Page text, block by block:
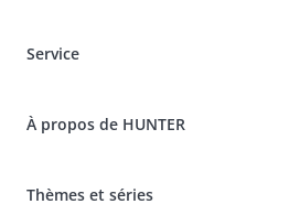
Spéciaux pour les professionnels
Informations sur la livraison
Réclamer et renvoyer des produits
Service
Tableau des races
Assurance maladie pour animaux
À propos de HUNTER
It*s a family Business
Thèmes et séries